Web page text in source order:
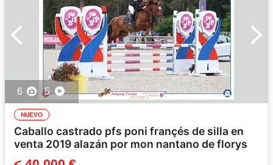
6 5
NUEVO
Caballo castrado pfs poni françés de silla en
venta 2019 alazán por mon nantano de florys